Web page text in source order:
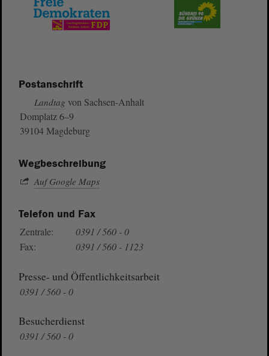
Postanschrift
Landtag von Sachsen-Anhalt
Domplatz 6–9
39104 Magdeburg
Wegbeschreibung
Auf Google Maps
Telefon und Fax
Zentrale:
0391 / 560 - 0
Fax:
0391 / 560 - 1123
Presse- und Öffentlichkeitsarbeit
0391 / 560 - 0
Besucherdienst
0391 / 560 - 0